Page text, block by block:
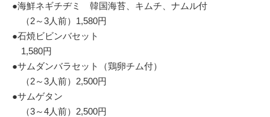
●海鮮ネギチヂミ 韓国海苔、キムチ、ナムル付
（2～3人前）1,580円
●石焼ビビンバセット
1,580円
●サムダンバラセット（鶏卵チム付）
（2～3人前）2,500円
●サムゲタン
（3～4人前）2,500円